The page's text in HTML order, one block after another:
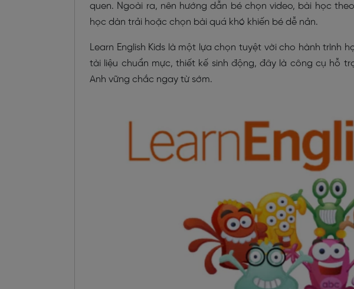
quen. Ngoài ra, nên hướng dẫn bé chọn video, bài học
học dàn trải hoặc chọn bài quá khó khiến bé dễ nản.
Learn English Kids là một lựa chọn tuyệt vời cho hành trình
tài liệu chuẩn mực, thiết kế sinh động, đây là công cụ hỗ
Anh vững chắc ngay từ sớm.